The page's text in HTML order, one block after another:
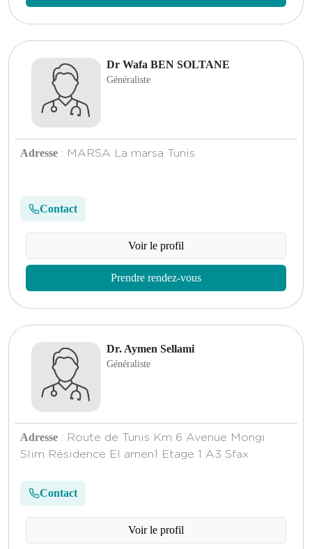
Dr Wafa BEN SOLTANE
Généraliste
Adresse : MARSA La marsa Tunis
Contact
Voir le profil
Prendre rendez-vous
Dr. Aymen Sellami
Généraliste
Adresse : Route de Tunis Km 6 Avenue Mongi
Slim Résidence El amen1 Etage 1 A3 Sfax
Contact
Voir le profil